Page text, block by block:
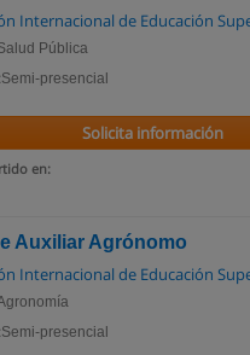
Internacional de Educación
Pública
Semi-presencial
en:
Solicita información
Auxiliar Agrónomo
Internacional de Educación
Semi-presencial